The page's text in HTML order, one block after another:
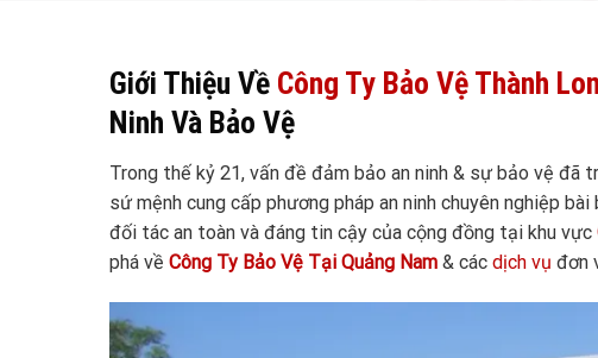
Giới Thiệu Về Công Ty Bảo Vệ Thành
Ninh Và Bảo Vệ
Trong thế kỷ 21, vấn đề đảm bảo an ninh & sự bảo vệ đã
sứ mệnh cung cấp phương pháp an ninh chuyên nghiệp bài
đối tác an toàn và đáng tin cậy của cộng đồng tại khu vực
phá về Công Ty Bảo Vệ Tại Quảng Nam & các dịch vụ đơn